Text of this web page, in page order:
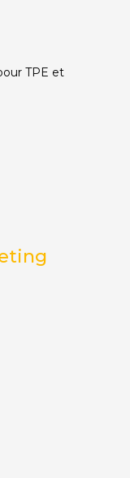
TPE et